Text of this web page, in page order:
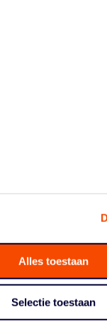
Alles toestaan
Selectie toestaan
verschuiven
weekend kunnen
worden de
wijzigingsverzoek
in de landelijke
verplaatst van de
de verenigingen
zonder
Four (in welke
worden is
regulier competitie
beslissing volgt op